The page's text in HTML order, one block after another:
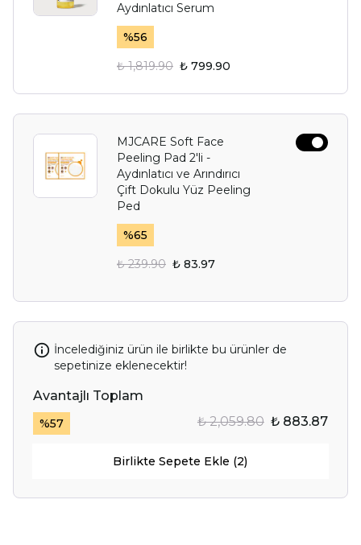
Aydınlatıcı Serum
%56
₺ 1,819.90 ₺ 799.90
MJCARE Soft Face
Peeling Pad 2'li -
Aydınlatıcı ve Arındırıcı
Çift Dokulu Yüz Peeling
Ped
%65
₺ 239.90 ₺ 83.97
İncelediğiniz ürün ile birlikte bu ürünler de
sepetinize eklenecektir!
Avantajlı Toplam
%57 ₺ 2,059.80 ₺ 883.87
Birlikte Sepete Ekle (2)